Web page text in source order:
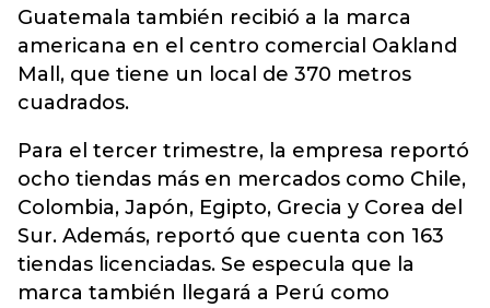
Guatemala también recibió a la marca
americana en el centro comercial Oakland
Mall, que tiene un local de 370 metros
cuadrados.
Para el tercer trimestre, la empresa reportó
ocho tiendas más en mercados como Chile,
Colombia, Japón, Egipto, Grecia y Corea del
Sur. Además, reportó que cuenta con 163
tiendas licenciadas. Se especula que la
marca también llegará a Perú como